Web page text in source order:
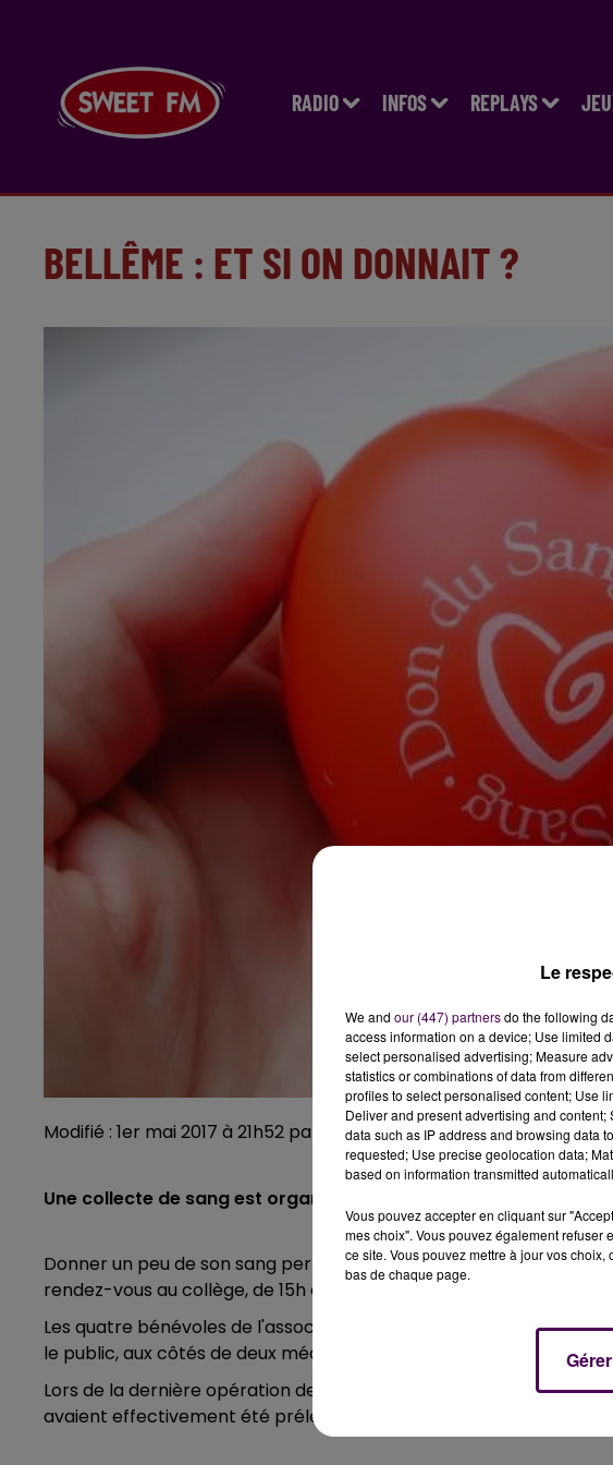
RADIO INFOS REPLAYS
BELLÊME : ET SI ON DONNAIT ?
Modifié : 1er mai 2017 à 21h52 par Emilien Borderie
Une collecte de sang est organisée ce mardi 2 mai à Bellême.
Donner un peu de son sang permet de sauver des vies. Une
rendez-vous au collège, de 15h à 19h.
Les quatre bénévoles de l'association locale pour la promotion du
le public, aux côtés de deux médecins et trois infirmières
Lors de la dernière opération de cette nature dans la commune,
avaient effectivement été prélevées.
Le
We and our (447) partnersdo the following
access information on a device; Use limited
select personalised advertising; Measure
statistics or combinations of data from
profiles to select personalised content; Use
Deliver and present advertising and
data such as IP address and browsing data
requested; Use precise geolocation data;
based on information transmitted
Vous pouvez accepter en cliquant sur
mes choix". Vous pouvez également
ce site. Vous pouvez mettre à jour vos
bas de chaque page.